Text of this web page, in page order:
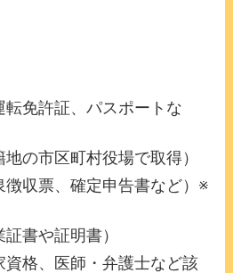
転免許証、パスポートな
地の市区町村役場で取得）
徴収票、確定申告書など）※
証書や証明書）
資格、医師・弁護士など該